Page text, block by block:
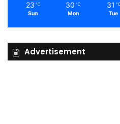
23 ℃
Sun
30 ℃
Mon
31 ℃
Tue
Advertisement